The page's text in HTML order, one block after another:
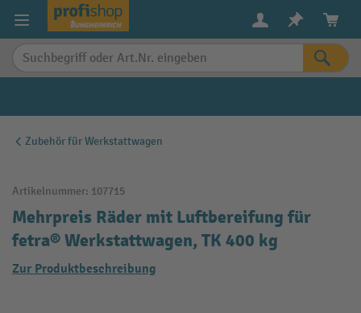
springen
Zubehör für Werkstattwagen
Artikelnummer: 107715
Mehrpreis Räder mit Luftbereifung für
fetra® Werkstattwagen, TK 400 kg
Zur Produktbeschreibung